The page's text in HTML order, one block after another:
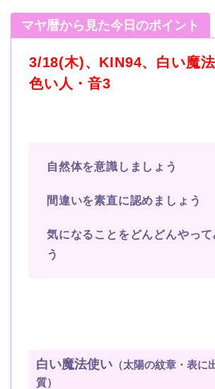
マヤ暦から見た今日のポイント
3/18(木)、KIN94、白い魔
色い人・音3
自然体を意識しましょう
間違いを素直に認めましょう
気になることをどんどんやって
う
白い魔法使い （太陽の紋章・表に
質）